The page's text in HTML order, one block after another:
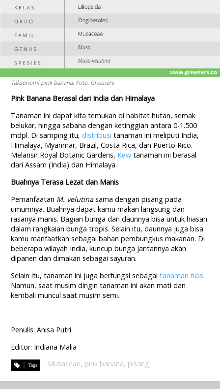
Taksonomi pink banana. Foto: Greeners
Pink Banana Berasal dari India dan Himalaya
Tanaman ini dapat kita temukan di habitat hutan, semak
belukar, hingga sabana dengan ketinggian antara 0-1.500
mdpl. Di samping itu,distribusi tanaman ini meliputi India,
Himalaya, Myanmar, Brazil, Costa Rica, dan Puerto Rico.
Melansir Royal Botanic Gardens, Kew tanaman ini berasal
dari Assam (India) dan Himalaya.
Buahnya Terasa Lezat dan Manis
Pemanfaatan M. velutinasama dengan pisang pada
umumnya. Buahnya dapat kamu makan langsung dan
rasanya manis. Bagian bunga dan daunnya bisa untuk hiasan
dalam rangkaian bunga tropis. Selain itu, daunnya juga bisa
kamu manfaatkan sebagai bahan pembungkus makanan. Di
beberapa wilayah India, kuncup bunga jantannya akan
dipanen dan dimakan sebagai sayuran.
Selain itu, tanaman ini juga berfungsi sebagaitanaman hias.
Namun, saat musim dingin tanaman ini akan mati dan
kembali muncul saat musim semi.
Penulis: Anisa Putri
Editor: Indiana Malia
Musaceae, pink banana, pisang